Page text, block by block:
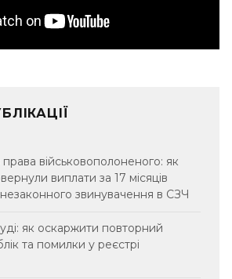
військовополоненого: як
виплати за 17 місяців
звинувачення в СЗЧ
як оскаржити повторний
та помилки у реєстрі